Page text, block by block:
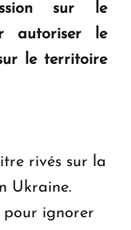
sur le
autoriser le
le territoire
rivés sur la
Ukraine.
pour ignorer